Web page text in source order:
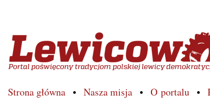
Lewicowo.pl – Portal
Strona główna Nasza misja O portalu